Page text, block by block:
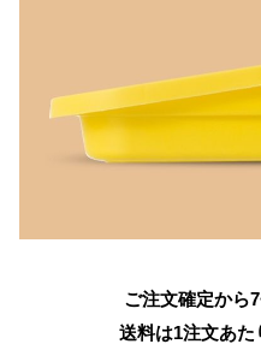
ご注文確定から
送料は1注文あた